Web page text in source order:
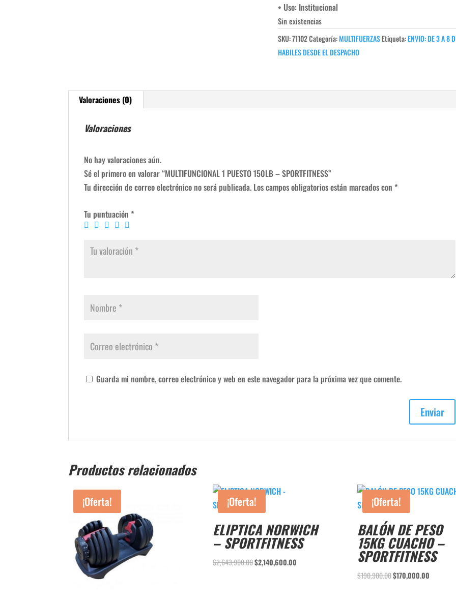
• Uso: Institucional
Sin existencias
SKU:71102Categoría:MULTIFUERZASEtiqueta:ENVIO: DE 3 A 8
HABILES DESDE EL DESPACHO
Valoraciones (0)
Valoraciones
No hay valoraciones aún.
Sé el primero en valorar “MULTIFUNCIONAL 1 PUESTO 150LB – SPORTFITNESS”
Tu dirección de correo electrónico no será publicada. Los campos obligatorios están marcados con *
Tu puntuación *
Guarda mi nombre, correo electrónico y web en este navegador para la próxima vez que comente.
Productos relacionados
¡Oferta! ¡Oferta!
ELIPTICA NORWICH
– SPORTFITNESS
$2,643,900.00El
$2,140,600.00El
¡Oferta!
BALÓN DE PESO
15KG CUACHO –
SPORTFITNESS
$190,900.00El
$170,000.00El